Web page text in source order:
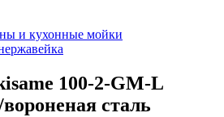
и кухонные мойки
100-2-GM-L
сталь